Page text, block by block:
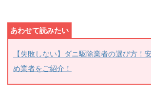
【失敗しない】ダニ駆除業者の選び方！
め業者をご紹介！